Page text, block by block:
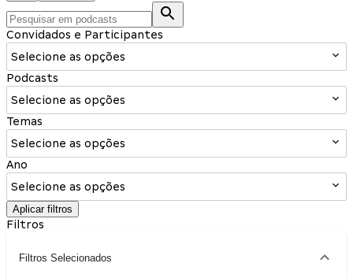
Convidados e Participantes
Selecione as opções
Podcasts
Selecione as opções
Temas
Selecione as opções
Ano
Selecione as opções
Aplicar filtros
Filtros
Filtros Selecionados